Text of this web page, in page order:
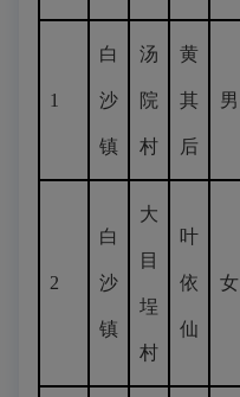
1
白
沙
镇
汤
院
村
黄
其
后
男
2
白
沙
镇
大
目
埕
村
叶
依
仙
女